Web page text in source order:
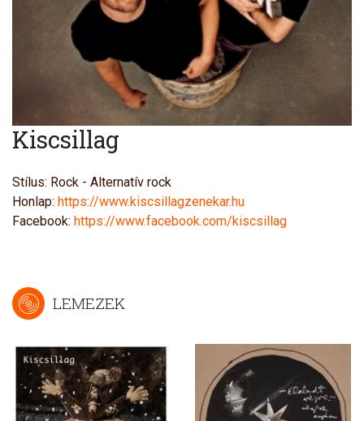
Kiscsillag
Stílus: Rock - Alternatív rock
Honlap: https://www.kiscsillagzenekar.hu
Facebook: https://www.facebook.com/kiscsillag
LEMEZEK